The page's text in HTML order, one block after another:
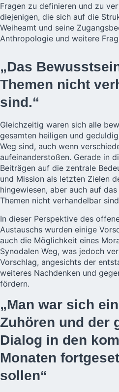
Fragen zu definieren und zu
diejenigen, die sich auf die
Weiheamt und seine
Anthropologie und weitere
„Das
Themen nicht
sind.“
Gleichzeitig waren sich alle
gesamten heiligen und
Weg sind, auch wenn
aufeinanderstoßen. Gerade in
Beiträgen auf die zentrale
und Mission als letzten Zielen
hingewiesen, aber auch auf
Themen nicht verhandelbar
In dieser Perspektive des
Austauschs wurden einige
auch die Möglichkeit eines
Synodalen Weg, was jedoch
Vorschlag, angesichts der
weiteres Nachdenken und
fördern.
„Man war sich
Zuhören und der
Dialog in den
Monaten
sollen“